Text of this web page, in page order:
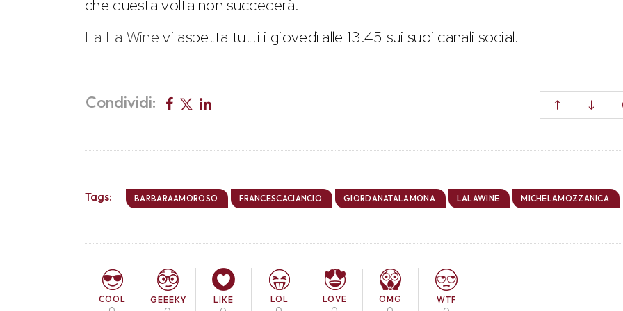
che questa volta non succederà.
La La Wine vi aspetta tutti i giovedì alle 13.45 sui suoi canali social.
Condividi:
Tags: BARBARAAMOROSO FRANCESCACIANCIO GIORDANATALAMONA LALAWINE MICHELAMOZZANICA
COOL GEEEKY LIKE LOL LOVE OMG WTF